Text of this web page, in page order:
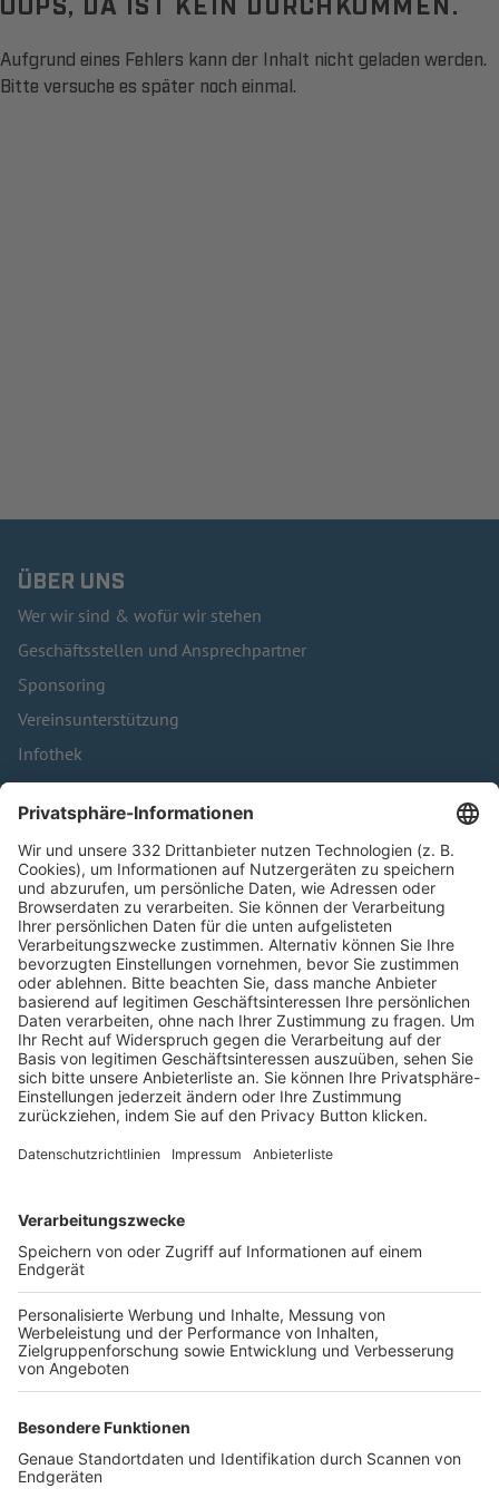
Aufgrund eines Fehlers kann der Inhalt nicht geladen werden.
Bitte versuche es später noch einmal.
ÜBER UNS
Wer wir sind & wofür wir stehen
Geschäftsstellen und Ansprechpartner
Sponsoring
Vereinsunterstützung
Infothek
Kontakt
HÄUFIG BESUCHTE SEITEN
Pässe und Vereinswechsel
Trainerausbildung
Schulungsangebot Vereinsmitarbeiter
BFV-Geschäftsstellen
Trainerbörse
Login SpielPlus
FOLGE DEM BFV
TOP-VEREINE
TOP-PARTNER